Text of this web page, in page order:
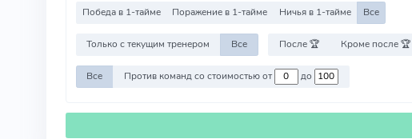
Победа в 1-тайме Поражение в 1-тайме Ничья в 1-тайме Все
Только с текущим тренером Все После 🏆 Кроме после 🏆
Все Против команд со стоимостью от до